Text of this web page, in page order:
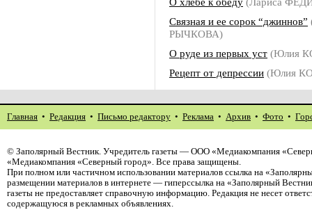
Связная и ее сорок “джиннов”
РЫЧКОВА)
О руде из первых уст (Юлия
Рецепт от депрессии (Юлия
Главная • Редакция • Письмо редактору • Реклама • Архив • Фото •
© Заполярный Вестник. Учредитель газеты — ООО «Медиакомпания
«Медиакомпания «Северный город». Все права защищены.
При полном или частичном использовании материалов ссылка на
размещении материалов в интернете — гиперссылка на «Заполярный
газеты не предоставляет справочную информацию. Редакция не несет
содержащуюся в рекламных объявлениях.